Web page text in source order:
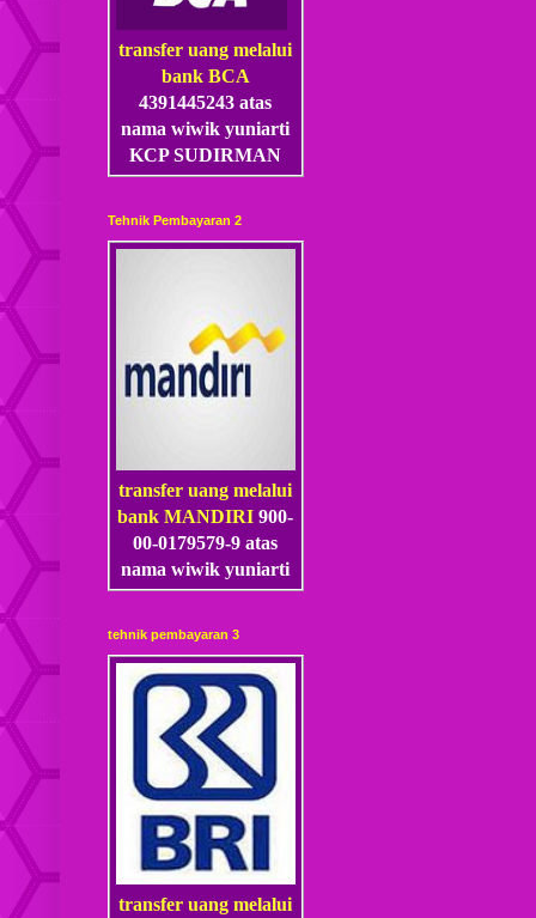
transfer uang melalui
bank BCA
4391445243 atas
nama wiwik yuniarti
KCP SUDIRMAN
Tehnik Pembayaran 2
transfer uang melalui
bank MANDIRI900-
00-0179579-9 atas
nama wiwik yuniarti
tehnik pembayaran 3
transfer uang melalui